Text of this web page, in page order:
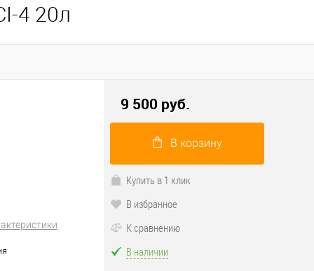
4 20л
9 500 руб.
В корзину
Купить в 1 клик
В избранное
К сравнению
В наличии